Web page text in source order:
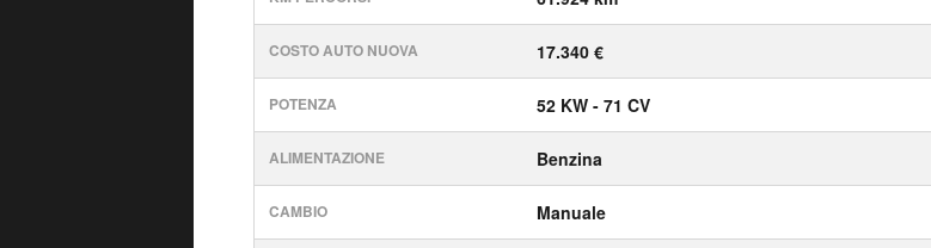
COSTO AUTO NUOVA 17.340 €
POTENZA 52 KW - 71 CV
ALIMENTAZIONE Benzina
CAMBIO Manuale